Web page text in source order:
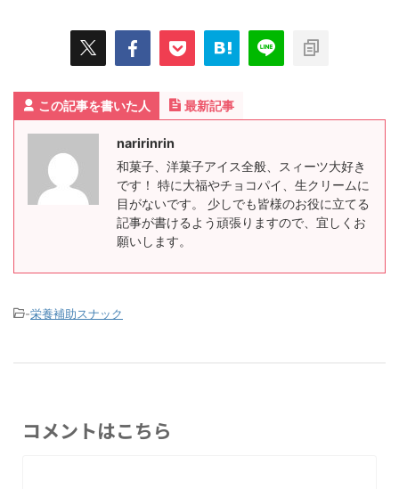
この記事を書いた人 最新記事
naririnrin
和菓子、洋菓子アイス全般、スィーツ大好き
です！ 特に大福やチョコパイ、生クリームに
目がないです。 少しでも皆様のお役に立てる
記事が書けるよう頑張りますので、宜しくお
願いします。
-栄養補助スナック
コメントはこちら